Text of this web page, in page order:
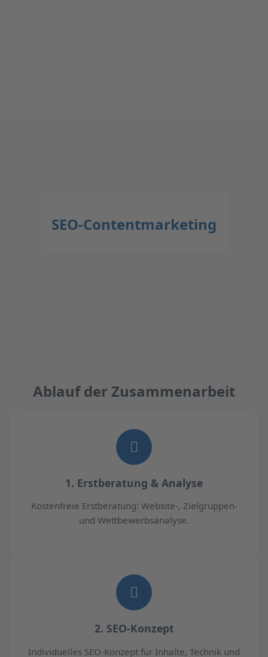
SEO-Contentmarketing
Ablauf der Zusammenarbeit
1. Erstberatung & Analyse
Kostenfreie Erstberatung: Website-, Zielgruppen-
und Wettbewerbsanalyse.
2. SEO-Konzept
Individuelles SEO-Konzept für Inhalte, Technik und